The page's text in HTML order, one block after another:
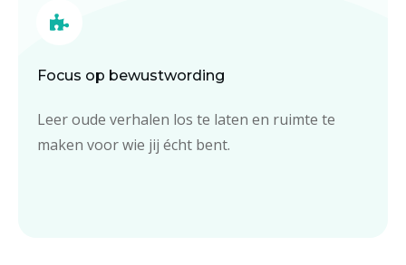
Focus op bewustwording
Leer oude verhalen los te laten en ruimte te
maken voor wie jij écht bent.